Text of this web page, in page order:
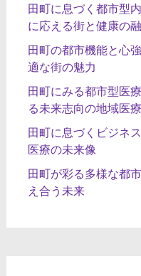
田町に息づく都市型
に応える街と健康の
田町の都市機能と心
適な街の魅力
田町にみる都市型医
る未来志向の地域医
田町に息づくビジネ
医療の未来像
田町が彩る多様な都
え合う未来